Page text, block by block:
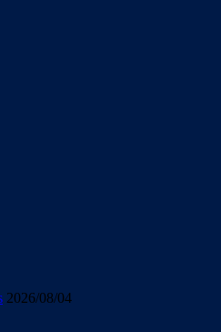
2026/08/04